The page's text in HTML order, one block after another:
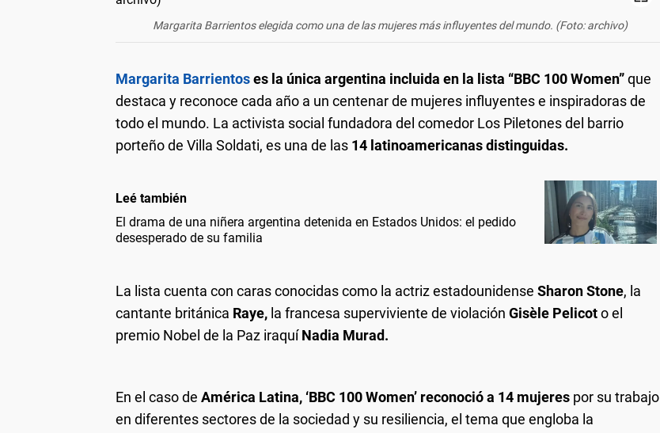
Margarita Barrientos elegida como una de las mujeres más influyentes del mundo. (Foto: archivo)
Margarita Barrientoses la única argentina incluida en la lista “BBC 100 Women”que
destaca y reconoce cada año a un centenar de mujeres influyentes e inspiradoras de
todo el mundo. La activista social fundadora del comedor Los Piletones del barrio
porteño de Villa Soldati, es una de las 14 latinoamericanas distinguidas.
Leé también
El drama de una niñera argentina detenida en Estados Unidos: el pedido
desesperado de su familia
La lista cuenta con caras conocidas como la actriz estadounidense Sharon Stone, la
cantante británica Raye, la francesa superviviente de violación Gisèle Pelicoto el
premio Nobel de la Paz iraquíNadia Murad.
En el caso de América Latina, ‘BBC 100 Women’ reconoció a 14 mujeres por su trabajo
en diferentes sectores de la sociedad y su resiliencia, el tema que engloba la